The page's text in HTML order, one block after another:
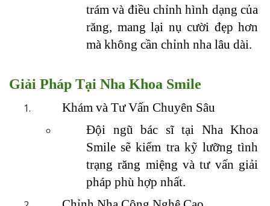
trám và điều chỉnh hình dạng của
răng, mang lại nụ cười đẹp hơn
mà không cần chỉnh nha lâu dài.
Giải Pháp Tại Nha Khoa Smile
Khám và Tư Vấn Chuyên Sâu
Đội ngũ bác sĩ tại Nha Khoa
Smile sẽ kiểm tra kỹ lưỡng tình
trạng răng miệng và tư vấn giải
pháp phù hợp nhất.